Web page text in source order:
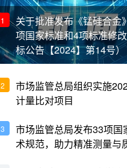
1
关于批准发布《锰硅合金
项国家标准和4项标准修
标公告【2024】第14号）
2
市场监管总局组织实施
计量比对项目
3
市场监管总局发布33项国
术规范，助力精准测量与